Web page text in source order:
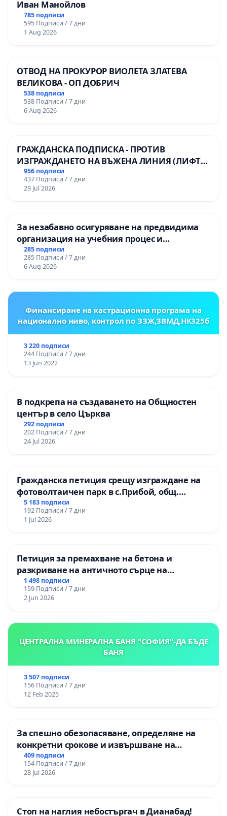
Иван Манойлов
785 подписи
595 Подписи / 7 дни
1 Aug 2026
ОТВОД НА ПРОКУРОР ВИОЛЕТА ЗЛАТЕВА
ВЕЛИКОВА - ОП ДОБРИЧ
538 подписи
538 Подписи / 7 дни
6 Aug 2026
ГРАЖДАНСКА ПОДПИСКА - ПРОТИВ
ИЗГРАЖДАНЕТО НА ВЪЖЕНА ЛИНИЯ (ЛИФТ)
НА ТЕРИТОРИЯТА НА ПРИРОДНА
ЗАБЕЛЕЖИТЕЛНОСТ „ХЪЛМ НА
ОСВОБОДИТЕЛИТЕ“ (БУНАРДЖИК)
956 подписи
437 Подписи / 7 дни
29 Jul 2026
За незабавно осигуряване на предвидима
организация на учебния процес и
гарантиране на правото на равнопоставено
и качествено образование на учениците от
ОУ „Княз Александър I“ и Хуманитарна
285 подписи
285 Подписи / 7 дни
6 Aug 2026
Финансиране на кастрационна програма на
национално ниво, контрол по ЗЗЖ,ЗВМД,НК325б
3 220 подписи
244 Подписи / 7 дни
13 Jun 2022
В подкрепа на създаването на Общностен
център в село Църква
292 подписи
202 Подписи / 7 дни
24 Jul 2026
Гражданска петиция срещу изграждане на
фотоволтаичен парк в с.Прибой, общ.
Радомир
5 183 подписи
192 Подписи / 7 дни
1 Jul 2026
Петиция за премахване на бетона и
разкриване на античното сърце на
Могиланската могила във Враца
1 498 подписи
159 Подписи / 7 дни
2 Jun 2026
ЦЕНТРАЛНА МИНЕРАЛНА БАНЯ "СОФИЯ"-ДА БЪДЕ
БАНЯ
3 507 подписи
156 Подписи / 7 дни
12 Feb 2025
За спешно обезопасяване, определяне на
конкретни срокове и извършване на
цялостна рехабилитация на
републиканския път между пътен възел АМ
„Тракия“ - гр. Ихтиман - с. Мирово - к.к.
409 подписи
154 Подписи / 7 дни
28 Jul 2026
Стоп на наглия небостъргач в Дианабад!